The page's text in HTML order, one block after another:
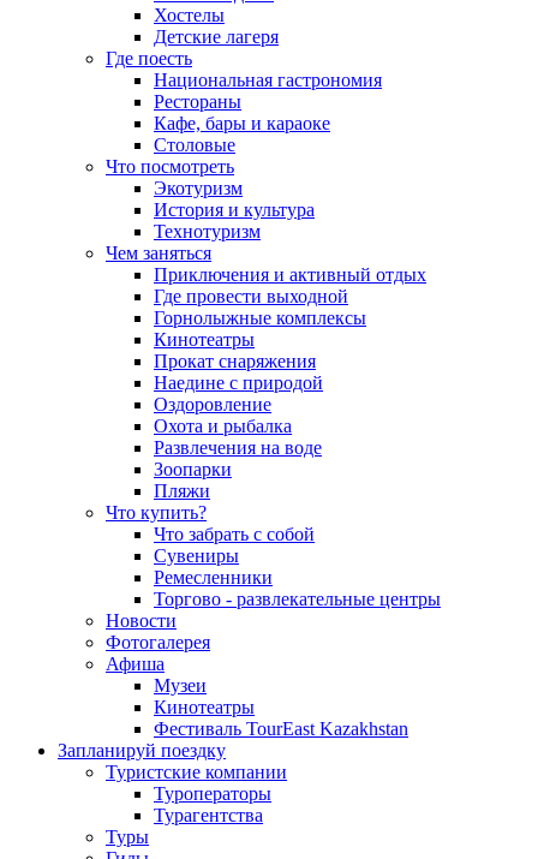
Хостелы
Детские лагеря
Где поесть
Национальная гастрономия
Рестораны
Кафе, бары и караоке
Столовые
Что посмотреть
Экотуризм
История и культура
Технотуризм
Чем заняться
Приключения и активный отдых
Где провести выходной
Горнолыжные комплексы
Кинотеатры
Прокат снаряжения
Наедине с природой
Оздоровление
Охота и рыбалка
Развлечения на воде
Зоопарки
Пляжи
Что купить?
Что забрать с собой
Сувениры
Ремесленники
Торгово - развлекательные центры
Новости
Фотогалерея
Афиша
Музеи
Кинотеатры
Фестиваль TourEast Kazakhstan
Запланируй поездку
Туристские компании
Туроператоры
Турагентства
Туры